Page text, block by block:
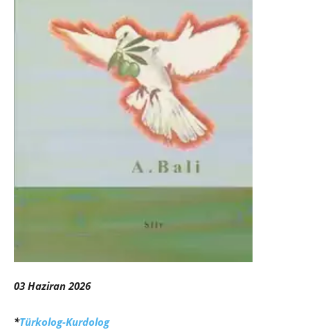
03 Haziran 2026
*Türkolog-Kurdolog